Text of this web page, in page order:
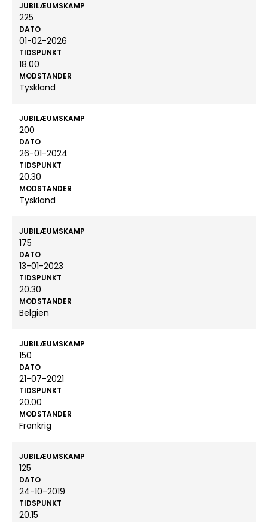
JUBILÆUMSKAMP
225
DATO
01-02-2026
TIDSPUNKT
18.00
MODSTANDER
Tyskland
JUBILÆUMSKAMP
200
DATO
26-01-2024
TIDSPUNKT
20.30
MODSTANDER
Tyskland
JUBILÆUMSKAMP
175
DATO
13-01-2023
TIDSPUNKT
20.30
MODSTANDER
Belgien
JUBILÆUMSKAMP
150
DATO
21-07-2021
TIDSPUNKT
20.00
MODSTANDER
Frankrig
JUBILÆUMSKAMP
125
DATO
24-10-2019
TIDSPUNKT
20.15